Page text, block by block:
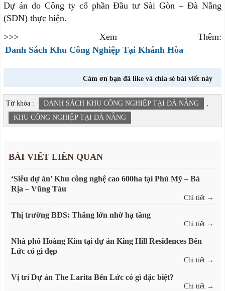
Dự án do Công ty cổ phần Đầu tư Sài Gòn – Đà Nẵng
(SDN) thực hiện.
>>> Xem Thêm:
Danh Sách Khu Công Nghiệp Tại Khánh Hòa
Cảm ơn bạn đã like và chia sẻ bài viết này
Từ khóa : DANH SÁCH KHU CÔNG NGHIỆP TẠI ĐÀ NẴNG
,
KHU CÔNG NGHIỆP TẠI ĐÀ NẴNG
BÀI VIẾT LIÊN QUAN
‘Siêu dự án’ Khu công nghệ cao 600ha tại Phú Mỹ – Bà
Rịa – Vũng Tàu
Chi tiết →
Thị trường BĐS: Thắng lớn nhờ hạ tầng
Chi tiết →
Nhà phố Hoàng Kim tại dự án King Hill Residences Bến
Lức có gì đẹp
Chi tiết →
Vị trí Dự án The Larita Bến Lức có gì đặc biệt?
Chi tiết →